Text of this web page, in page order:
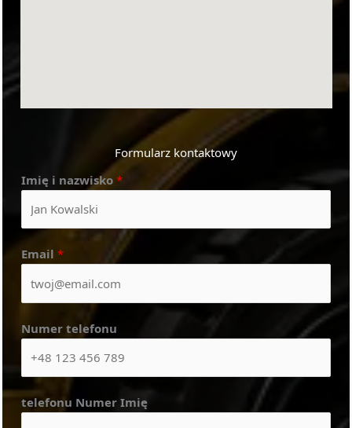
Formularz kontaktowy
Imię i nazwisko *
Email *
Numer telefonu
telefonu Numer Imię